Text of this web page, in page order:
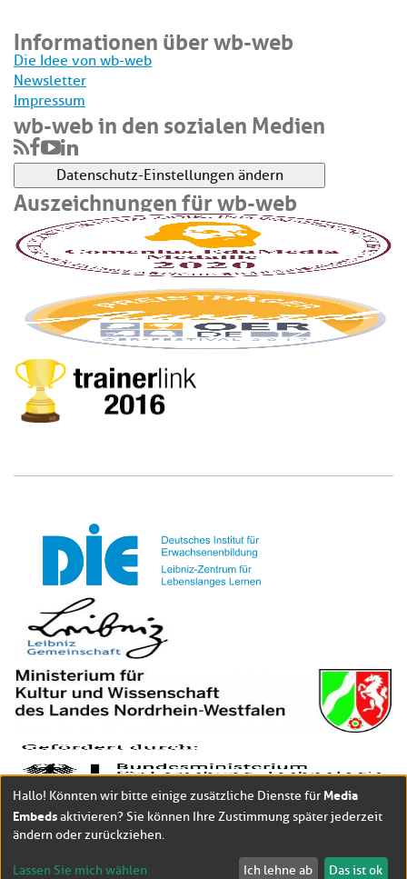
Informationen über wb-web
Die Idee von wb-web
Newsletter
Impressum
wb-web in den sozialen Medien
Datenschutz-Einstellungen ändern
Auszeichnungen für wb-web
Hallo! Könnten wir bitte einige zusätzliche Dienste für Media
Embedsaktivieren? Sie können Ihre Zustimmung später jederzeit
ändern oder zurückziehen.
Lassen Sie mich wählen Ich lehne ab Das ist ok